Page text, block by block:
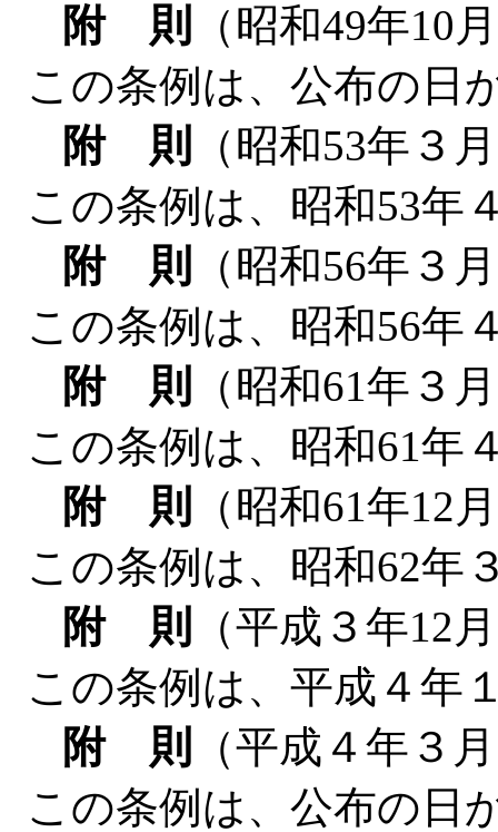
附 則
（昭和49年10
この条例は、公布の日
附 則
（昭和53年３
この条例は、昭和53年
附 則
（昭和56年３
この条例は、昭和56年
附 則
（昭和61年３
この条例は、昭和61年
附 則
（昭和61年12
この条例は、昭和62年
附 則
（平成３年12
この条例は、平成４年
附 則
（平成４年３
この条例は、公布の日